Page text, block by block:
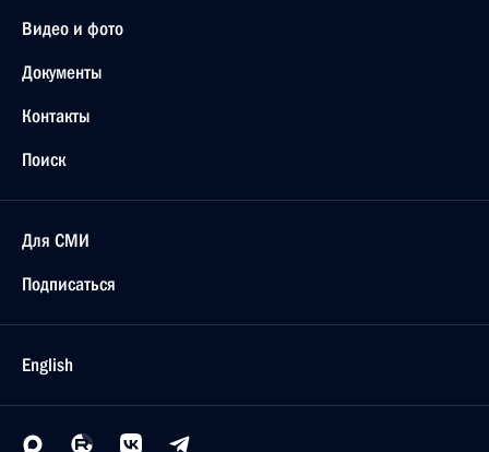
Видео и фото
Документы
Контакты
Поиск
Для СМИ
Подписаться
English